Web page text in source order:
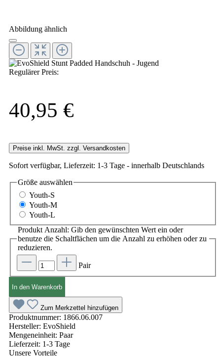
Abbildung ähnlich
Regulärer Preis:
40,95 €
Preise inkl. MwSt. zzgl. Versandkosten
Sofort verfügbar, Lieferzeit: 1-3 Tage - innerhalb Deutschlands
Größe auswählen
Youth-S
Youth-M
Youth-L
Produkt Anzahl: Gib den gewünschten Wert ein oder
benutze die Schaltflächen um die Anzahl zu erhöhen oder zu
reduzieren.
Pair
In den Warenkorb
Zum Merkzettel hinzufügen
Produktnummer: 1866.06.007
Hersteller: EvoShield
Mengeneinheit: Paar
Lieferzeit: 1-3 Tage
Unsere Vorteile